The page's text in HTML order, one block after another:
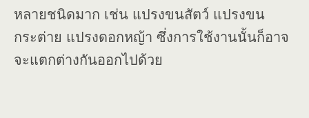
หลายชนิดมาก เช่น แปรงขนสัตว์ แปรงขน
กระต่าย แปรงดอกหญ้า ซึ่งการใช้งานนั้นก็อาจ
จะแตกต่างกันออกไปด้วย